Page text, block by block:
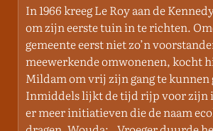
In 1966 kreeg Le Roy aan de
om zijn eerste tuin in te richten.
gemeente eerst niet zo’n
meewerkende omwonenen, kocht
Mildam om vrij zijn gang te kunnen
Inmiddels lijkt de tijd rijp voor zijn
er meer initiatieven die de naam